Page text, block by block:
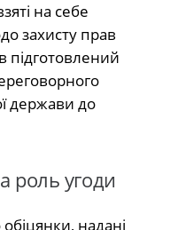
на себе
захисту прав
держави до
роль угоди
надані